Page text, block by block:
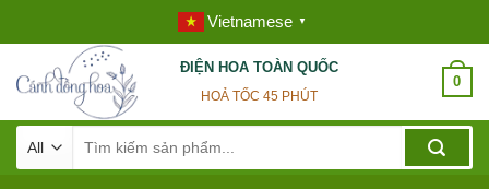
to
content
Vietnamese ▼
ĐIỆN HOA TOÀN QUỐC
HOẢ TỐC 45 PHÚT
0
kiếm: